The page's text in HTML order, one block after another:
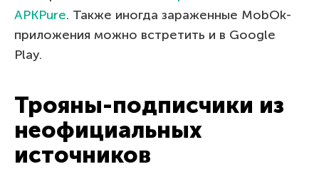
APKPure. Также иногда зараженные MobOk-
приложения можно встретить и в Google
Play.
Трояны-подписчики из
неофициальных
источников